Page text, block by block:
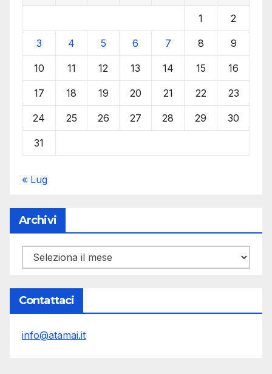
1 2
3 4 5 6 7 8 9
10 11 12 13 14 15 16
17 18 19 20 21 22 23
24 25 26 27 28 29 30
31
« Lug
Archivi
Archivi
Contattaci
info@atamai.it